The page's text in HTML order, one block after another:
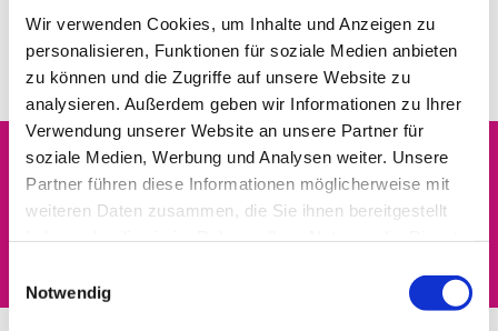
Wir verwenden Cookies, um Inhalte und Anzeigen zu
personalisieren, Funktionen für soziale Medien anbieten
zu können und die Zugriffe auf unsere Website zu
analysieren. Außerdem geben wir Informationen zu Ihrer
Verwendung unserer Website an unsere Partner für
soziale Medien, Werbung und Analysen weiter. Unsere
Partner führen diese Informationen möglicherweise mit
weiteren Daten zusammen, die Sie ihnen bereitgestellt
Notwendig
Dies könnte Sie auch